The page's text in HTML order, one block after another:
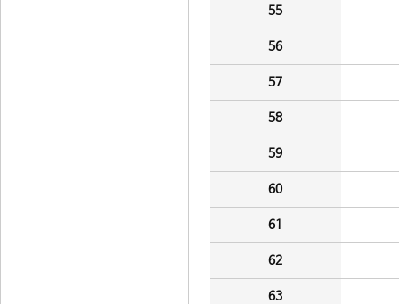
55
56
57
58
59
60
61
62
63